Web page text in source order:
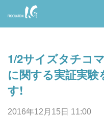
Prod
n I.G
1/2サイズタチコ
に関する実証実
す!
2016年12月15日 11:00